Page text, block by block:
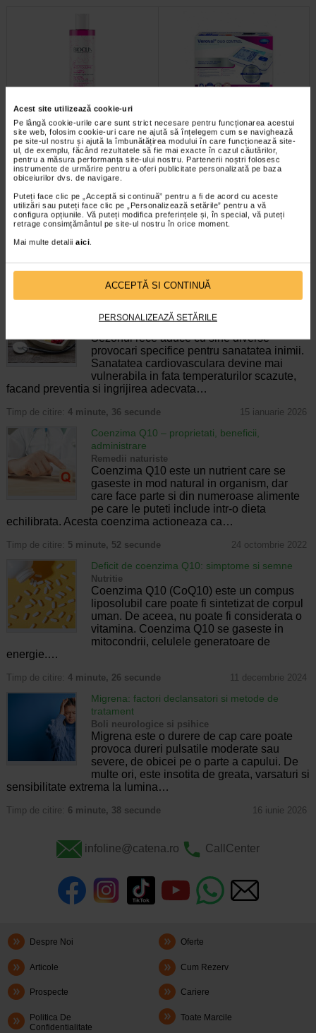
Acest site utilizează cookie-uri
Pe lângă cookie-urile care sunt strict necesare pentru funcționarea acestui
site web, folosim cookie-uri care ne ajută să înțelegem cum se navighează
pe site-ul nostru și ajută la îmbunătățirea modului în care funcționează site-
ul, de exemplu, făcând rezultatele să fie mai exacte în cazul căutărilor,
pentru a măsura performanța site-ului nostru. Partenerii noștri folosesc
instrumente de urmărire pentru a oferi publicitate personalizată pe baza
obiceiurilor dvs. de navigare.
Puteți face clic pe „Acceptă si continuă” pentru a fi de acord cu aceste
utilizări sau puteți face clic pe „Personalizează setările” pentru a vă
configura opțiunile. Vă puteți modifica preferințele și, în special, vă puteți
retrage consimțământul pe site-ul nostru în orice moment.
Mai multe detalii aici.
ACCEPTĂ SI CONTINUĂ
PERSONALIZEAZĂ SETĂRILE
BIO-VOLUME Sampon pentru
volum, 200 ml, BIOCLIN
Bioclin Bio-Volume - sampon
pentru volum - contine un
surfactant inovator, fara sulfati…
HartMann Veroval duo control
tensiometru automat brat
Veroval Duo Control este un
tensiometru de brat complet
ARTICOLE RECOMANDATE
Sanatatea inimii in sezonul rece. Riscuri si
strategii de prevenire
Sezonul rece aduce cu sine diverse
provocari specifice pentru sanatatea inimii.
Sanatatea cardiovasculara devine mai
vulnerabila in fata temperaturilor scazute,
facand preventia si ingrijirea adecvata…
Timp de citire: 4 minute, 36 secunde 15 ianuarie 2026
Coenzima Q10 – proprietati, beneficii,
administrare
Remedii naturiste
Coenzima Q10 este un nutrient care se
gaseste in mod natural in organism, dar
care face parte si din numeroase alimente
pe care le puteti include intr-o dieta
echilibrata. Acesta coenzima actioneaza ca…
Timp de citire: 5 minute, 52 secunde 24 octombrie 2022
Deficit de coenzima Q10: simptome si semne
Nutritie
Coenzima Q10 (CoQ10) este un compus
liposolubil care poate fi sintetizat de corpul
uman. De aceea, nu poate fi considerata o
vitamina. Coenzima Q10 se gaseste in
mitocondrii, celulele generatoare de
energie.…
Timp de citire: 4 minute, 26 secunde 11 decembrie 2024
Migrena: factori declansatori si metode de
tratament
Boli neurologice si psihice
Migrena este o durere de cap care poate
provoca dureri pulsatile moderate sau
severe, de obicei pe o parte a capului. De
multe ori, este insotita de greata, varsaturi si
sensibilitate extrema la lumina…
Timp de citire: 6 minute, 38 secunde 16 iunie 2026
infoline@catena.ro CallCenter
Despre Noi Oferte
Articole Cum Rezerv
Prospecte Cariere
Politica De
Confidentialitate
Toate Marcile